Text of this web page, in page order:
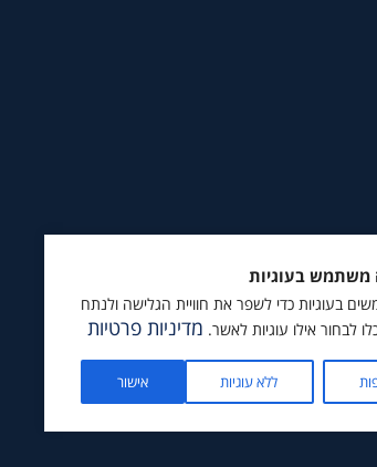
משתמש בעוגיות
בעוגיות כדי לשפר את חוויית הגלישה ולנתח
לבחור אילו עוגיות לאשר. מדיניות פרטיות
ללא עוגיות אישור